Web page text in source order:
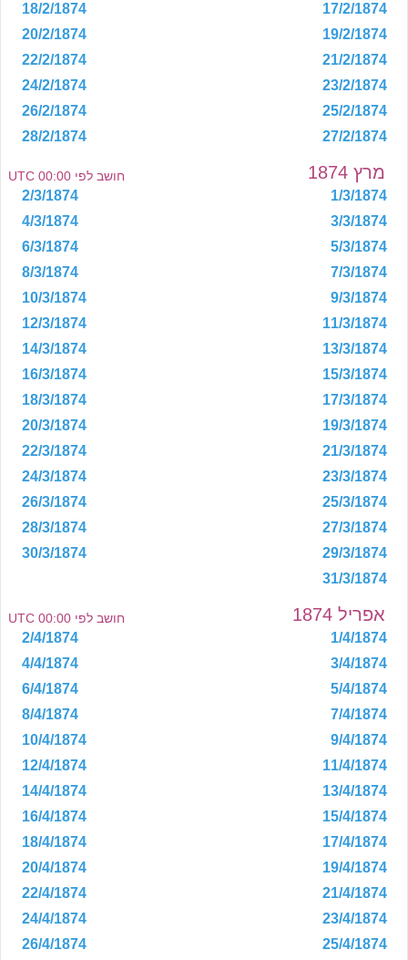
17/2/1874
18/2/1874
19/2/1874
20/2/1874
21/2/1874
22/2/1874
23/2/1874
24/2/1874
25/2/1874
26/2/1874
27/2/1874
28/2/1874
מרץ 1874 חושב לפי 00:00 UTC
1/3/1874
2/3/1874
3/3/1874
4/3/1874
5/3/1874
6/3/1874
7/3/1874
8/3/1874
9/3/1874
10/3/1874
11/3/1874
12/3/1874
13/3/1874
14/3/1874
15/3/1874
16/3/1874
17/3/1874
18/3/1874
19/3/1874
20/3/1874
21/3/1874
22/3/1874
23/3/1874
24/3/1874
25/3/1874
26/3/1874
27/3/1874
28/3/1874
29/3/1874
30/3/1874
31/3/1874
אפריל 1874 חושב לפי 00:00 UTC
1/4/1874
2/4/1874
3/4/1874
4/4/1874
5/4/1874
6/4/1874
7/4/1874
8/4/1874
9/4/1874
10/4/1874
11/4/1874
12/4/1874
13/4/1874
14/4/1874
15/4/1874
16/4/1874
17/4/1874
18/4/1874
19/4/1874
20/4/1874
21/4/1874
22/4/1874
23/4/1874
24/4/1874
25/4/1874
26/4/1874